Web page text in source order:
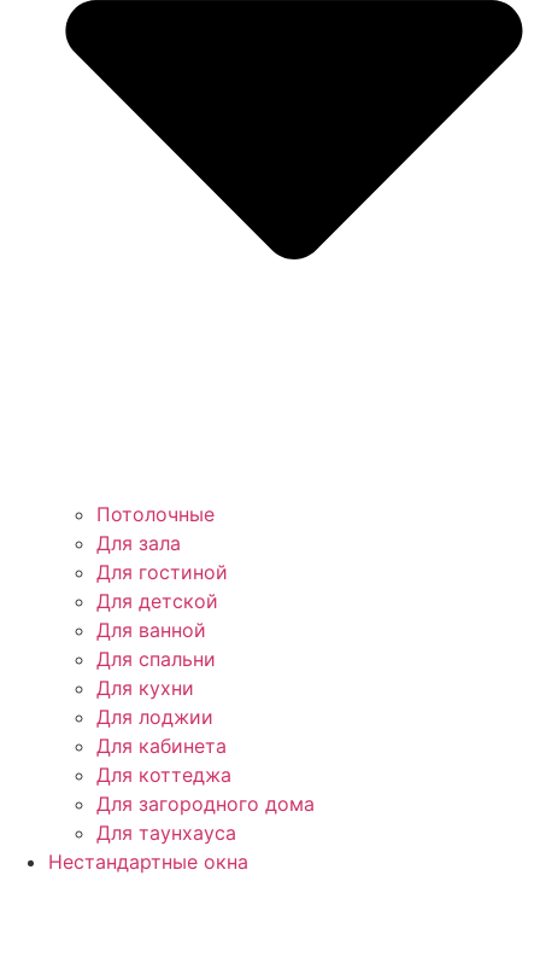
Потолочные
Для зала
Для гостиной
Для детской
Для ванной
Для спальни
Для кухни
Для лоджии
Для кабинета
Для коттеджа
Для загородного дома
Для таунхауса
Нестандартные окна